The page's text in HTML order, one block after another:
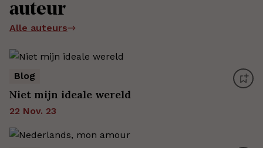
auteur
Alle auteurs
Blog
Niet mijn ideale wereld
22 Nov. 23